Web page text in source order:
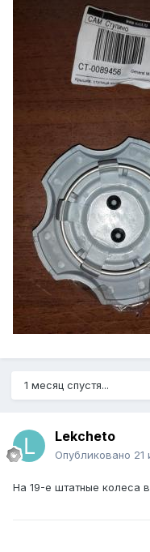
1 месяц спустя...
Lekcheto
Опубликовано 21
На 19-е штатные колеса